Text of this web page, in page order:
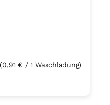
(0,91 € / 1 Waschladung)